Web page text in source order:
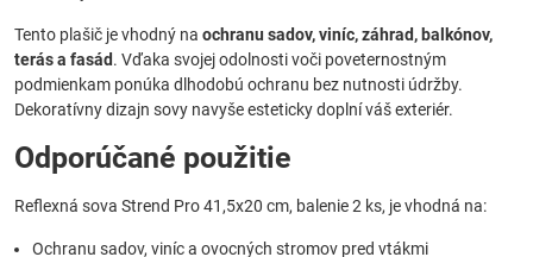
Tento plašič je vhodný na ochranu sadov, viníc, záhrad, balkónov,
terás a fasád. Vďaka svojej odolnosti voči poveternostným
podmienkam ponúka dlhodobú ochranu bez nutnosti údržby.
Dekoratívny dizajn sovy navyše esteticky doplní váš exteriér.
Odporúčané použitie
Reflexná sova Strend Pro 41,5x20 cm, balenie 2 ks, je vhodná na:
Ochranu sadov, viníc a ovocných stromov pred vtákmi